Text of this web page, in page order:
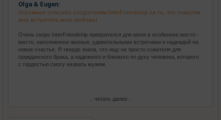
Olga & Eugen:
Огромное спасибо создателям InterFriendship за то, что помогли
мне встретить мою любовь!
Очень скоро InterFriendship превратился для меня в особенное место -
место, наполненное жизнью, удивительными встречами и надеждой на
новое счастье. Я твердо знала, что ищу не просто сожителя для
гражданского брака, а надежного и близкого по духу человека, которого
с гордостью смогу назвать мужем.
.. читать далее ..